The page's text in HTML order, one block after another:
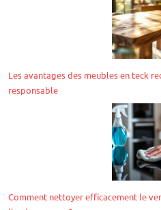
Les avantages des meubles en teck
responsable
Comment nettoyer efficacement le